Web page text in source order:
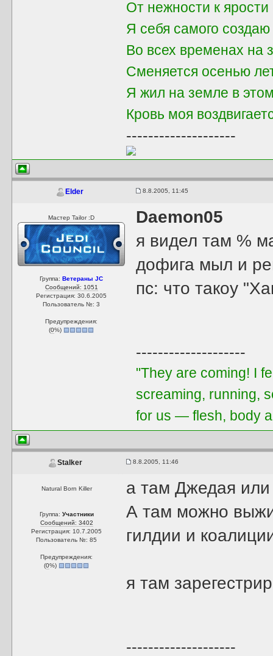
От нежности к ярости
Я себя самого
Во всех временах на
Сменяется осенью
Я жил на земле в
Кровь моя
--------------------
Elder 8.8.2005, 11:45
Мастер Tailor :D
Группа:Ветераны JC
Сообщений: 1051
Регистрация: 30.6.2005
Пользователь №: 3
Предупреждения:
(0%)
Daemon05
я видел там %
дофига мыл и
пс: что такоу
--------------------
"They are coming! I
screaming, running,
for us — flesh, body
Stalker 8.8.2005, 11:46
Natural Born Killer
Группа: Участники
Сообщений: 3402
Регистрация: 10.7.2005
Пользователь №: 85
Предупреждения:
(0%)
а там Джедая
А там можно
гилдии и
я там
--------------------